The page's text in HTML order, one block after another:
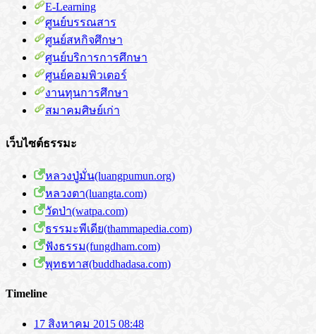
E-Learning
ศูนย์บรรณสาร
ศูนย์สหกิจศึกษา
ศูนย์บริการการศึกษา
ศูนย์คอมพิวเตอร์
งานทุนการศึกษา
สมาคมศิษย์เก่า
เว็บไซต์ธรรมะ
หลวงปู่มั่น(luangpumun.org)
หลวงตา(luangta.com)
วัดป่า(watpa.com)
ธรรมะพีเดีย(thammapedia.com)
ฟังธรรม(fungdham.com)
พุทธทาส(buddhadasa.com)
Timeline
17 สิงหาคม 2015 08:48